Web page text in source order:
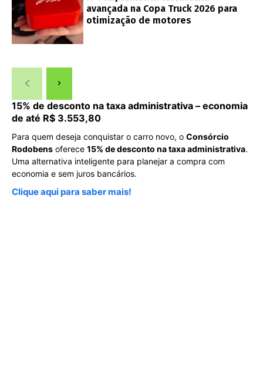
avançada na Copa Truck 2026 para
otimização de motores
15% de desconto na taxa administrativa – economia
de até R$ 3.553,80
Para quem deseja conquistar o carro novo, o Consórcio
Rodobens oferece 15% de desconto na taxa administrativa.
Uma alternativa inteligente para planejar a compra com
economia e sem juros bancários.
Clique aqui para saber mais!